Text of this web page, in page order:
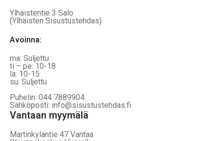
Ylhäistentie 3 Salo
(Ylhäisten Sisustustehdas)
Avoinna:
ma: Suljettu
ti – pe: 10-18
la: 10-15
su: Suljettu
Puhelin: 044 7889904
Sähköposti: info@sisustustehdas.fi
Vantaan myymälä
Martinkyläntie 47 Vantaa